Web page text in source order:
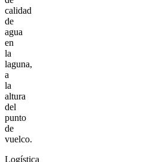
calidad
de
agua
en
la
laguna,
a
la
altura
del
punto
de
vuelco.
Logística